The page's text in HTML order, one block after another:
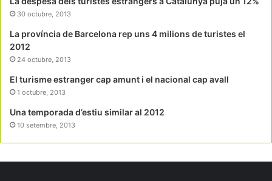
30 octubre, 2013
La província de Barcelona rep uns 4 milions de turistes el
2012
24 octubre, 2013
El turisme estranger cap amunt i el nacional cap avall
1 octubre, 2013
Una temporada d’estiu similar al 2012
10 setembre, 2013